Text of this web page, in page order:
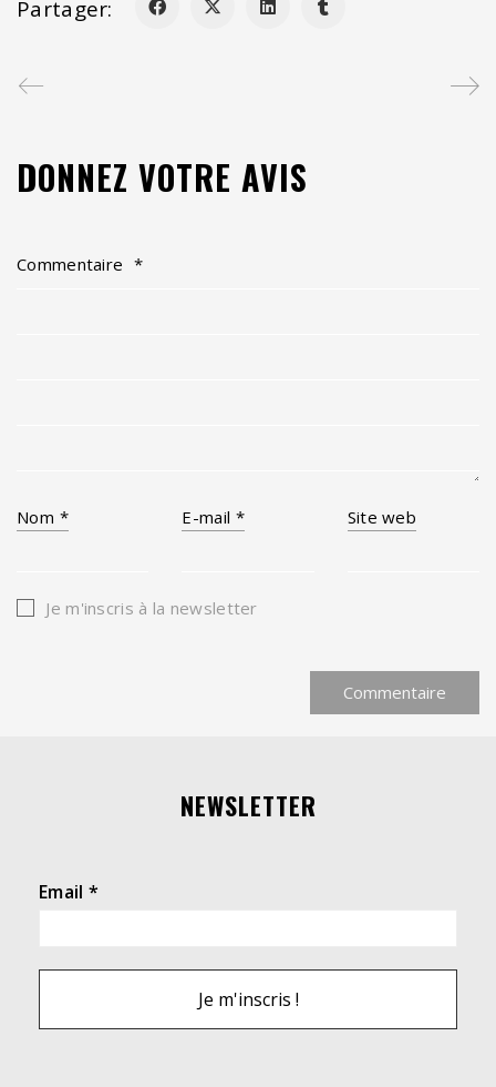
Partager:
DONNEZ VOTRE AVIS
Commentaire *
Nom * E-mail * Site web
Je m'inscris à la newsletter
NEWSLETTER
Email *